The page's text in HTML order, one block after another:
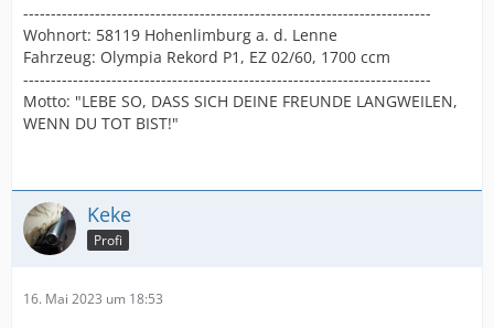
--------------------------------------------------------------------------
Wohnort: 58119 Hohenlimburg a. d. Lenne
Fahrzeug: Olympia Rekord P1, EZ 02/60, 1700 ccm
--------------------------------------------------------------------------
Motto: "LEBE SO, DASS SICH DEINE FREUNDE LANGWEILEN,
WENN DU TOT BIST!"
Keke
Profi
16. Mai 2023 um 18:53